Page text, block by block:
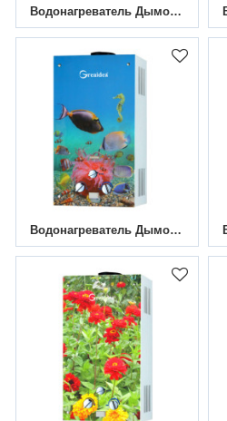
Водонагреватель Дымоходного Газа JSD-D10
Водонагреватель Дымового Газа JSD-G2